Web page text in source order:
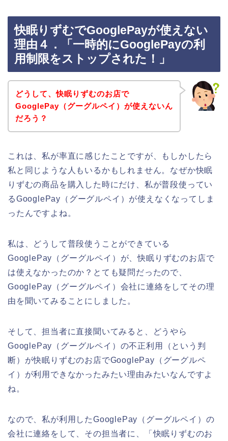
快眠りずむでGooglePayが使えない
理由４．「一時的にGooglePayの利
用制限をストップされた！」
どうして、快眠りずむのお店で
GooglePay（グーグルペイ）が使えないん
だろう？
これは、私が率直に感じたことですが、もしかしたら
私と同じような人もいるかもしれません。なぜか快眠
りずむの商品を購入した時にだけ、私が普段使ってい
るGooglePay（グーグルペイ）が使えなくなってしま
ったんですよね。
私は、どうして普段使うことができている
GooglePay（グーグルペイ）が、快眠りずむのお店で
は使えなかったのか？とても疑問だったので、
GooglePay（グーグルペイ）会社に連絡をしてその理
由を聞いてみることにしました。
そして、担当者に直接聞いてみると、どうやら
GooglePay（グーグルペイ）の不正利用（という判
断）が快眠りずむのお店でGooglePay（グーグルペ
イ）が利用できなかったみたい理由みたいなんですよ
ね。
なので、私が利用したGooglePay（グーグルペイ）の
会社に連絡をして、その担当者に、「快眠りずむのお